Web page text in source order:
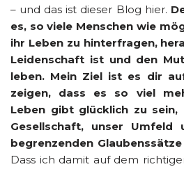
– und das ist dieser Blog hier.
es, so viele Menschen wie
ihr Leben zu hinterfragen,
Leidenschaft ist und den
leben. Mein Ziel ist es dir
zeigen, dass es so viel
Leben gibt glücklich zu sein,
Gesellschaft, unser Umfeld
begrenzenden
Dass ich damit auf dem